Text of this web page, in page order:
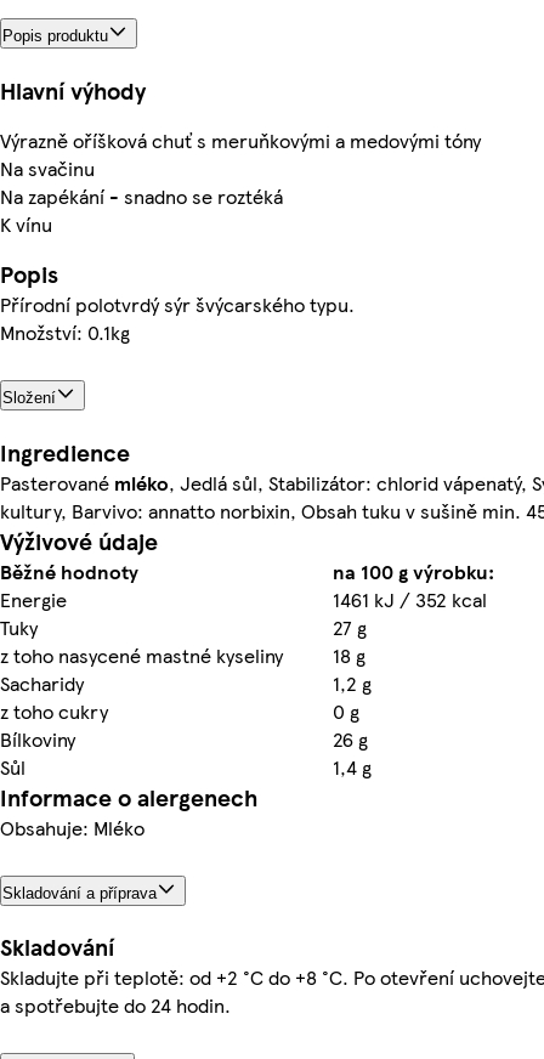
Popis produktu
Hlavní výhody
Výrazně oříšková chuť s meruňkovými a medovými tóny
Na svačinu
Na zapékání - snadno se roztéká
K vínu
Popis
Přírodní polotvrdý sýr švýcarského typu.
Množství: 0.1kg
Složení
Ingredience
Pasterované mléko, Jedlá sůl, Stabilizátor: chlorid vápenatý,
kultury, Barvivo: annatto norbixin, Obsah tuku v sušině min.
Výživové údaje
Běžné hodnoty
na 100 g výrobku:
Energie
1461 kJ / 352 kcal
Tuky
27 g
z toho nasycené mastné kyseliny
18 g
Sacharidy
1,2 g
z toho cukry
0 g
Bílkoviny
26 g
Sůl
1,4 g
Informace o alergenech
Obsahuje: Mléko
Skladování a příprava
Skladování
Skladujte při teplotě: od +2 °C do +8 °C. Po otevření
a spotřebujte do 24 hodin.